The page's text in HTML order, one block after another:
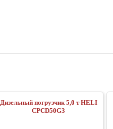
Дизельный погрузчик 5,0 т HELI
CPCD50G3